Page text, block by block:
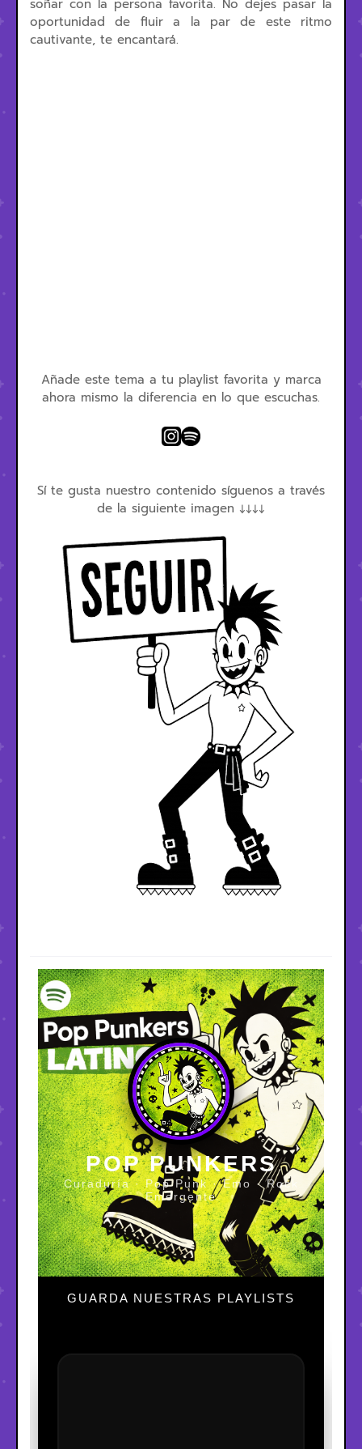
soñar con la persona favorita. No dejes pasar la
oportunidad de fluir a la par de este ritmo
cautivante, te encantará.
Añade este tema a tu playlist favorita y marca
ahora mismo la diferencia en lo que escuchas.
Sí te gusta nuestro contenido síguenos a través
de la siguiente imagen ↓↓↓↓
POP PUNKERS
Curaduría · Pop Punk · Emo · Rock
Emergente
GUARDA NUESTRAS PLAYLISTS